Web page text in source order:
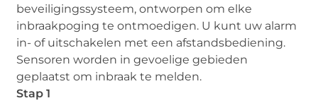
beveiligingssysteem, ontworpen om elke
inbraakpoging te ontmoedigen. U kunt uw alarm
in- of uitschakelen met een afstandsbediening.
Sensoren worden in gevoelige gebieden
geplaatst om inbraak te melden.
Stap 1